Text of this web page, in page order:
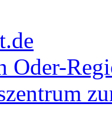
Oder-